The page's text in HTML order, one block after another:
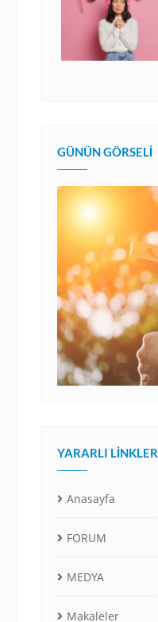
GÜNÜN GÖRSELI
YARARLI LINKLER
Anasayfa
FORUM
MEDYA
Makaleler